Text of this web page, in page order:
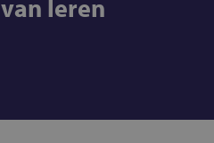
van leren